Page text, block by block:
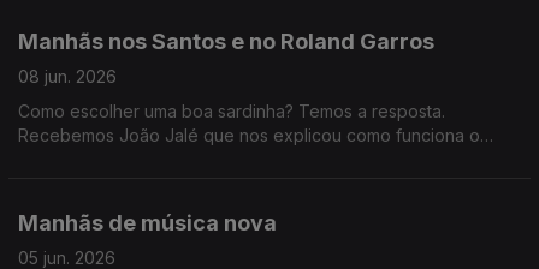
Manhãs nos Santos e no Roland Garros
08 jun. 2026
Como escolher uma boa sardinha? Temos a resposta.
Recebemos João Jalé que nos explicou como funciona o
Manhãs de música nova
05 jun. 2026